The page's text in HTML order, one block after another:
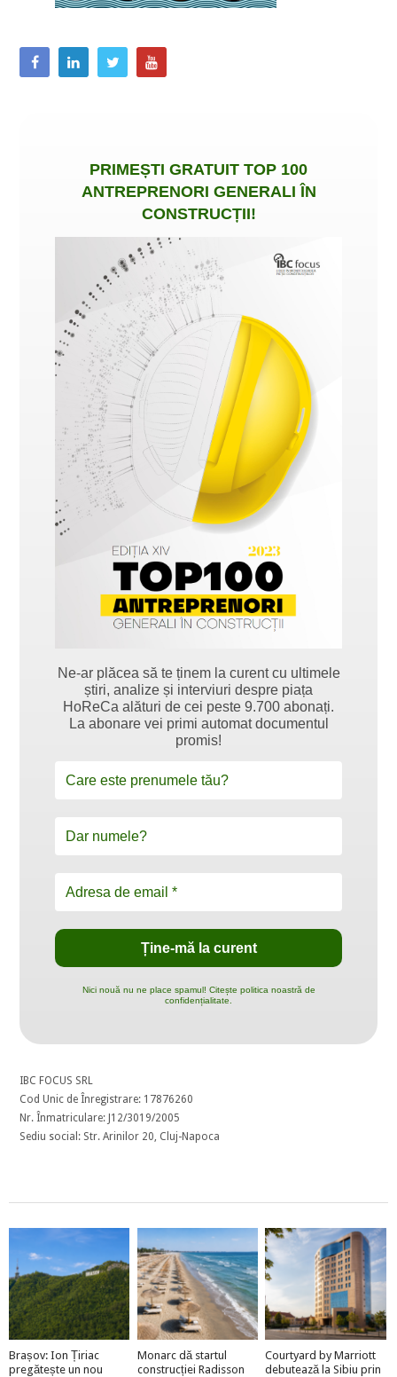
PRIMEȘTI GRATUIT TOP 100
ANTREPRENORI GENERALI ÎN
CONSTRUCȚII!
Ne-ar plăcea să te ținem la curent cu ultimele
știri, analize și interviuri despre piața
HoReCa alături de cei peste 9.700 abonați.
La abonare vei primi automat documentul
promis!
Nici nouă nu ne place spamul! Citește politica noastră de
confidențialitate.
IBC FOCUS SRL
Cod Unic de Înregistrare: 17876260
Nr. Înmatriculare: J12/3019/2005
Sediu social: Str. Arinilor 20, Cluj-Napoca
Brașov: Ion Țiriac
pregătește un nou
Monarc dă startul
construcției Radisson
Courtyard by Marriott
debutează la Sibiu prin